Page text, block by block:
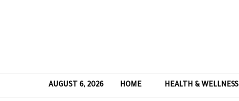
AUGUST 6, 2026 HOME HEALTH & WELLNESS